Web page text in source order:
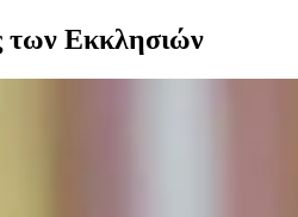
των Εκκλησιών